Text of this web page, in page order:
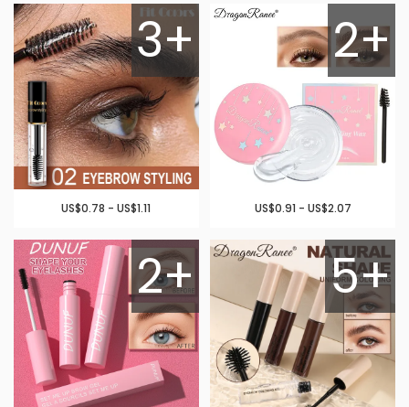
3+
US$0.78 - US$1.11
2+
US$0.91 - US$2.07
2+ 5+